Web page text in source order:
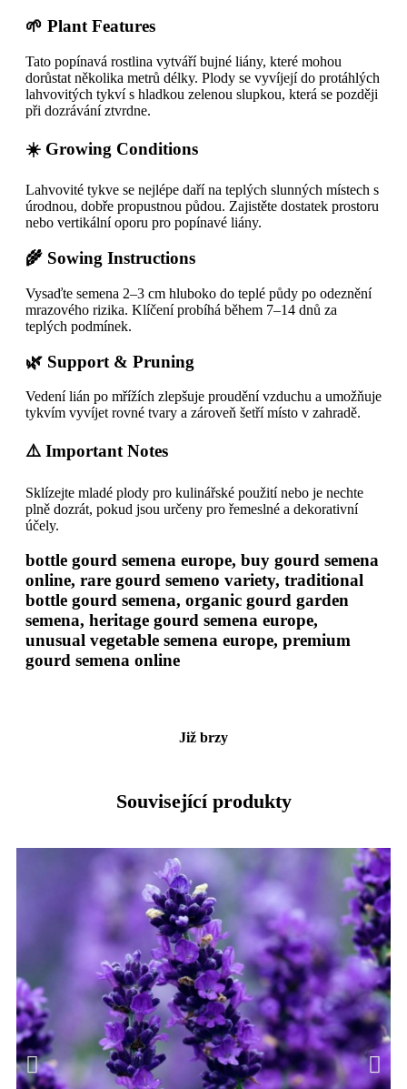
🌱 Plant Features
Tato popínavá rostlina vytváří bujné liány, které mohou
dorůstat několika metrů délky. Plody se vyvíjejí do protáhlých
lahvovitých tykví s hladkou zelenou slupkou, která se později
při dozrávání ztvrdne.
☀️ Growing Conditions
Lahvovité tykve se nejlépe daří na teplých slunných místech s
úrodnou, dobře propustnou půdou. Zajistěte dostatek prostoru
nebo vertikální oporu pro popínavé liány.
🌾 Sowing Instructions
Vysaďte semena 2–3 cm hluboko do teplé půdy po odeznění
mrazového rizika. Klíčení probíhá během 7–14 dnů za
teplých podmínek.
🌿 Support & Pruning
Vedení lián po mřížích zlepšuje proudění vzduchu a umožňuje
tykvím vyvíjet rovné tvary a zároveň šetří místo v zahradě.
⚠️ Important Notes
Sklízejte mladé plody pro kulinářské použití nebo je nechte
plně dozrát, pokud jsou určeny pro řemeslné a dekorativní
účely.
bottle gourd semena europe, buy gourd semena
online, rare gourd semeno variety, traditional
bottle gourd semena, organic gourd garden
semena, heritage gourd semena europe,
unusual vegetable semena europe, premium
gourd semena online
Již brzy
Související produkty